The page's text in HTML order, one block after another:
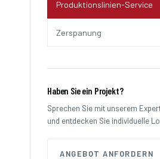
Produktionslinien-Service
Zerspanung
Haben Sie ein Projekt?
Sprechen Sie mit unserem
und entdecken Sie individuelle
ANGEBOT ANFORDERN